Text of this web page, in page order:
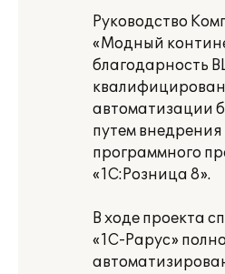
Руководство
«Модный
благодарность
автоматизации
путем
программного
«1С:Розница 8».
В ходе проекта
«1С-Рарус»